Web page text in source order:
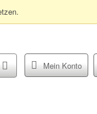
Mein Konto